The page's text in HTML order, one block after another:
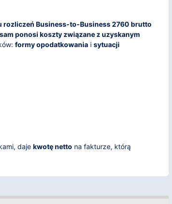
rozliczeń Business-to-Business 2760 brutto
ponosi koszty związane z uzyskanym
formy opodatkowania i sytuacji
daje kwotę netto na fakturze, którą